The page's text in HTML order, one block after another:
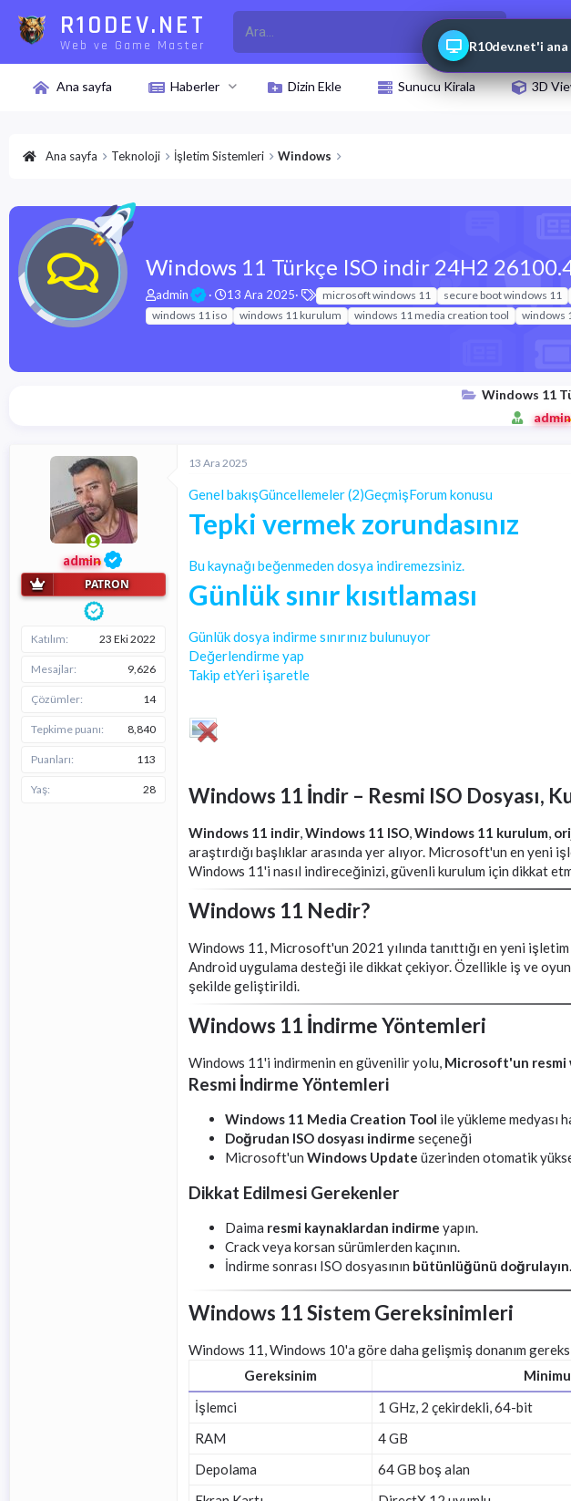
R10DEV.NET
Web ve Game Master
Ana sayfa Haberler Dizin Ekle Sunucu Kirala 3D
Ana sayfa Teknoloji İşletim Sistemleri Windows
Windows 11 Türkçe ISO indir 24H2
K
o
n
u
admin
B
a
ş
n
a
i
i
13 Ara 2025
E
t
i
t
microsoft windows 11 secure boot windows 11
windows 11 iso
windows 11 kurulum windows 11 media creation tool windows
Windows 11
admin
admin
PATRON
Katılım 23 Eki 2022
Mesajlar 9,626
Çözümler 14
Tepkime puanı 8,840
Puanları 113
Yaş 28
13 Ara 2025
Genel bakışGüncellemeler (2)GeçmişForum konusu
Tepki vermek zorundasınız
Bu kaynağı beğenmeden dosya indiremezsiniz.
Günlük sınır kısıtlaması
Günlük dosya indirme sınırınız bulunuyor
Değerlendirme yap
Takip etYeri işaretle
Windows 11 İndir – Resmi ISO Dosyası,
Windows 11 indir,Windows 11 ISO,Windows 11 kurulum,
araştırdığı başlıklar arasında yer alıyor. Microsoft'un en yeni
Windows 11'i nasıl indireceğinizi, güvenli kurulum için dikkat
Windows 11 Nedir?
Windows 11, Microsoft'un 2021 yılında tanıttığı en yeni
Android uygulama desteği ile dikkat çekiyor. Özellikle iş ve
şekilde geliştirildi.
Windows 11 İndirme Yöntemleri
Windows 11'i indirmenin en güvenilir yolu, Microsoft'un resmi
Resmi İndirme Yöntemleri
Windows 11 Media Creation Tool ile yükleme medyası
Doğrudan ISO dosyası indirme seçeneği
Microsoft'un Windows Update üzerinden otomatik
Dikkat Edilmesi Gerekenler
Daima resmi kaynaklardan indirme yapın.
Crack veya korsan sürümlerden kaçının.
İndirme sonrası ISO dosyasının bütünlüğünü doğrulayın.
Windows 11 Sistem Gereksinimleri
Windows 11, Windows 10'a göre daha gelişmiş donanım
Gereksinim
İşlemci
1 GHz, 2 çekirdekli, 64-bit
RAM
4 GB
Depolama
64 GB boş alan
R10dev.net'i